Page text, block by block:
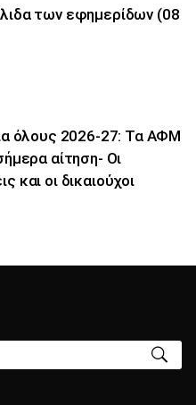
των εφημερίδων (08
όλους 2026-27: Τα ΑΦΜ
αίτηση- Οι
και οι δικαιούχοι